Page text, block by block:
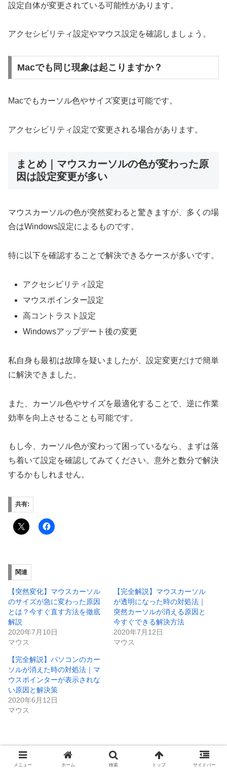
設定自体が変更されている可能性があります。
アクセシビリティ設定やマウス設定を確認しましょう。
Macでも同じ現象は起こりますか？
Macでもカーソル色やサイズ変更は可能です。
アクセシビリティ設定で変更される場合があります。
まとめ｜マウスカーソルの色が変わった原
因は設定変更が多い
マウスカーソルの色が突然変わると驚きますが、多くの場
合はWindows設定によるものです。
特に以下を確認することで解決できるケースが多いです。
アクセシビリティ設定
マウスポインター設定
高コントラスト設定
Windowsアップデート後の変更
私自身も最初は故障を疑いましたが、設定変更だけで簡単
に解決できました。
また、カーソル色やサイズを最適化することで、逆に作業
効率を向上させることも可能です。
もし今、カーソル色が変わって困っているなら、まずは落
ち着いて設定を確認してみてください。意外と数分で解決
するかもしれません。
共有:
関連
【突然変化】マウスカーソル
のサイズが急に変わった原因
とは？今すぐ直す方法を徹底
解説
2020年7月10日
マウス
【完全解説】マウスカーソル
が透明になった時の対処法｜
突然カーソルが消える原因と
今すぐできる解決方法
2020年7月12日
マウス
【完全解説】パソコンのカー
ソルが消えた時の対処法｜マ
ウスポインターが表示されな
い原因と解決策
2020年6月12日
マウス
マウス
メニュー ホーム 検索 トップ サイドバー